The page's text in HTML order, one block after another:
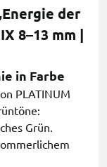
der
8–13 mm |
in Farbe
PLATINUM
Grün.